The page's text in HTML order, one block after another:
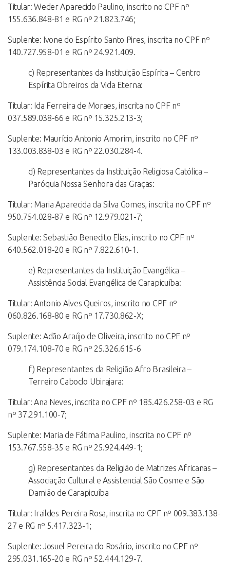
Titular: Weder Aparecido Paulino, inscrito no CPF nº
155.636.848-81 e RG nº 21.823.746;
Suplente: Ivone do Espírito Santo Pires, inscrita no CPF nº
140.727.958-01 e RG nº 24.921.409.
c) Representantes da Instituição Espírita – Centro
Espírita Obreiros da Vida Eterna:
Titular: Ida Ferreira de Moraes, inscrita no CPF nº
037.589.038-66 e RG nº 15.325.213-3;
Suplente: Maurício Antonio Amorim, inscrito no CPF nº
133.003.838-03 e RG nº 22.030.284-4.
d) Representantes da Instituição Religiosa Católica –
Paróquia Nossa Senhora das Graças:
Titular: Maria Aparecida da Silva Gomes, inscrita no CPF nº
950.754.028-87 e RG nº 12.979.021-7;
Suplente: Sebastião Benedito Elias, inscrito no CPF nº
640.562.018-20 e RG nº 7.822.610-1.
e) Representantes da Instituição Evangélica –
Assistência Social Evangélica de Carapicuíba:
Titular: Antonio Alves Queiros, inscrito no CPF nº
060.826.168-80 e RG nº 17.730.862-X;
Suplente: Adão Araújo de Oliveira, inscrito no CPF nº
079.174.108-70 e RG nº 25.326.615-6
f) Representantes da Religião Afro Brasileira –
Terreiro Caboclo Ubirajara:
Titular: Ana Neves, inscrita no CPF nº 185.426.258-03 e RG
nº 37.291.100-7;
Suplente: Maria de Fátima Paulino, inscrita no CPF nº
153.767.558-35 e RG nº 25.924.449-1;
g) Representantes da Religião de Matrizes Africanas –
Associação Cultural e Assistencial São Cosme e São
Damião de Carapicuíba
Titular: Iraildes Pereira Rosa, inscrita no CPF nº 009.383.138-
27 e RG nº 5.417.323-1;
Suplente: Josuel Pereira do Rosário, inscrito no CPF nº
295.031.165-20 e RG nº 52.444.129-7.